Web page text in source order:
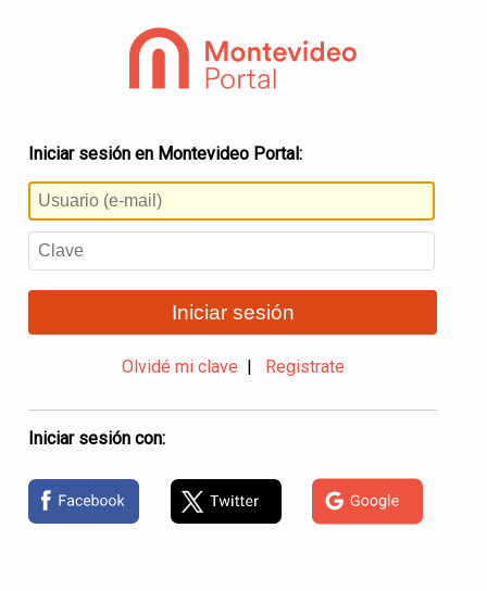
Iniciar sesión en Montevideo Portal:
Iniciar sesión
Olvidé mi clave Registrate
Iniciar sesión con: